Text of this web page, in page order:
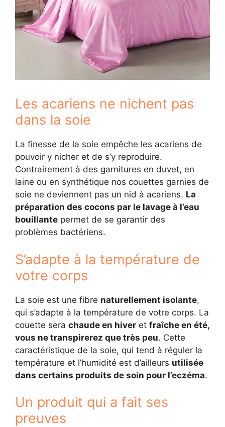
Les acariens ne nichent pas
dans la soie
La finesse de la soie empêche les acariens de
pouvoir y nicher et de s’y reproduire.
Contrairement à des garnitures en duvet, en
laine ou en synthétique nos couettes garnies de
soie ne deviennent pas un nid à acariens. La
préparation des cocons par le lavage à l’eau
bouillante permet de se garantir des
problèmes bactériens.
S’adapte à la température de
votre corps
La soie est une fibre naturellement isolante,
qui s’adapte à la température de votre corps. La
couette sera chaude en hiver et fraîche en été,
vous ne transpirerez que très peu. Cette
caractéristique de la soie, qui tend à réguler la
température et l’humidité est d’ailleurs utilisée
dans certains produits de soin pour l’eczéma.
Un produit qui a fait ses
preuves